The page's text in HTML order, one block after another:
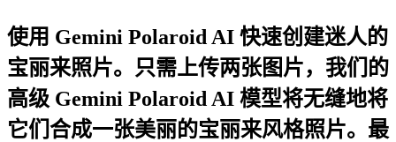
使用 Gemini Polaroid AI 快速创建迷人的
宝丽来照片。只需上传两张图片，我们的
高级 Gemini Polaroid AI 模型将无缝地将
它们合成一张美丽的宝丽来风格照片。最